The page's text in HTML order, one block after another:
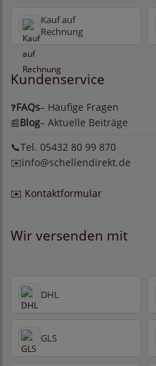
Kauf auf
Rechnung
Kundenservice
❓FAQs– Häufige Fragen
📰Blog– Aktuelle Beiträge
📞Tel. 05432 80 99 870
✉️info@schellendirekt.de
✉️ Kontaktformular
Wir versenden mit
DHL
GLS